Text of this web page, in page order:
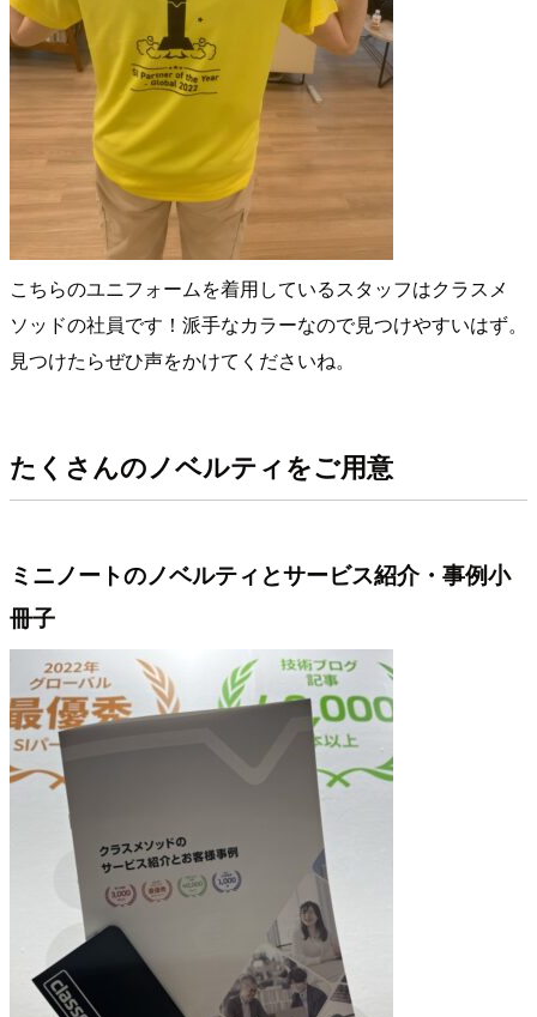
こちらのユニフォームを着用しているスタッフはクラスメ
ソッドの社員です！派手なカラーなので見つけやすいはず。
見つけたらぜひ声をかけてくださいね。
たくさんのノベルティをご用意
ミニノートのノベルティとサービス紹介・事例小
冊子